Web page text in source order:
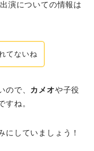
演についての情報は
てないね
ので、 カメオや子役
すね。
にしていましょう！